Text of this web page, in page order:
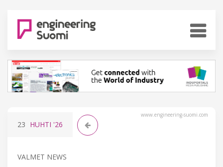
www.engineering-suomi.com
23 HUHTI '26
VALMET NEWS